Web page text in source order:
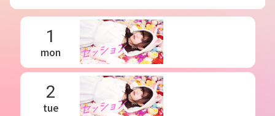
1
mon
2
tue